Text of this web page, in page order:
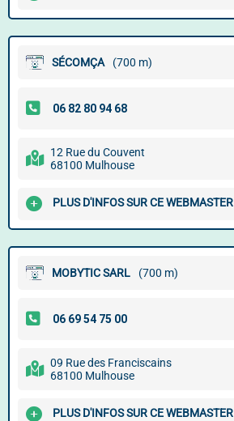
SÉCOMÇA (700 m)
12 Rue du Couvent
68100 Mulhouse
PLUS D'INFOS SUR CE WEBMASTER
MOBYTIC SARL (700 m)
09 Rue des Franciscains
68100 Mulhouse
PLUS D'INFOS SUR CE WEBMASTER